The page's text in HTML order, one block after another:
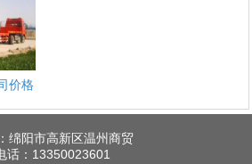
价格
绵阳市高新区温州商贸
话：13350023601